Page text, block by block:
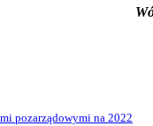
pozarządowymi na 2022